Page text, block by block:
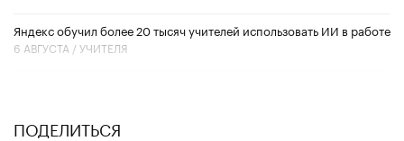
​Яндекс обучил более 20 тысяч учителей использовать ИИ в работе
6 АВГУСТА /УЧИТЕЛЯ
ПОДЕЛИТЬСЯ